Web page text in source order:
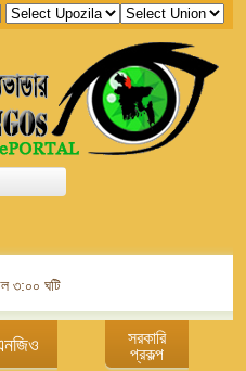
৩:০০ ঘটিকায় জেলা এনজিও বিষয়ক সমন্বয়
সরকারি
প্রকল্প